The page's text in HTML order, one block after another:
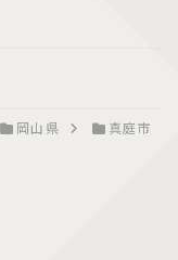
岡山県 真庭市